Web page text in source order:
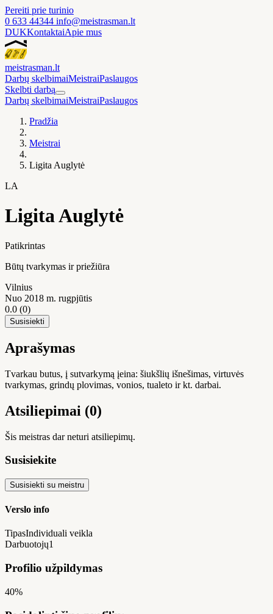
Pereiti prie turinio
0 633 44344 info@meistrasman.lt
DUKKontaktaiApie mus
meistrasman.lt
Darbų skelbimaiMeistraiPaslaugos
Skelbti darbą
Darbų skelbimaiMeistraiPaslaugos
Pradžia
Meistrai
Ligita Auglytė
LA
Ligita Auglytė
Patikrintas
Būtų tvarkymas ir priežiūra
Vilnius
Nuo 2018 m. rugpjūtis
0.0 (0)
Susisiekti
Aprašymas
Tvarkau butus, į sutvarkymą įeina: šiukšlių išnešimas, virtuvės
tvarkymas, grindų plovimas, vonios, tualeto ir kt. darbai.
Atsiliepimai (0)
Šis meistras dar neturi atsiliepimų.
Susisiekite
Susisiekti su meistru
Verslo info
TipasIndividuali veikla
Darbuotojų1
Profilio užpildymas
40%